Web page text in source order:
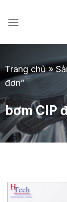
đến
dung
Trang chủ»
đơn”
bơm CIP